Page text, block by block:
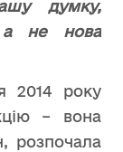
думку,
а не нова
2014 року
– вона
розпочала